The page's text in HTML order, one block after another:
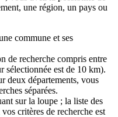
une région, un pays ou
commune et ses
de recherche compris entre
sélectionnée est de 10 km).
deux départements, vous
séparées.
sur la loupe ; la liste des
critères de recherche est